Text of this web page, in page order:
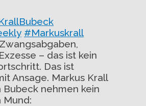
#Markuskrall
– das ist kein
Das ist
Ansage. Markus Krall
Bubeck nehmen kein
Mund: